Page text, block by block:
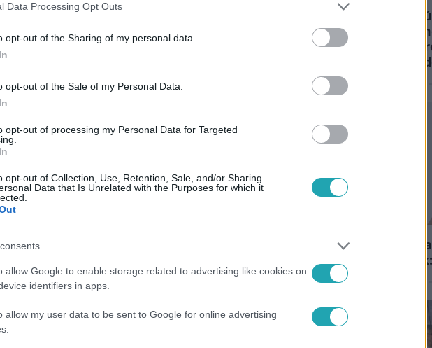
Data Processing Opt Outs
opt-out of the Sharing of my personal data.
opt-out of the Sale of my Personal Data.
opt-out of processing my Personal Data for Targeted
opt-out of Collection, Use, Retention, Sale, and/or Sharing
Data that Is Unrelated with the Purposes for which it
allow Google to enable storage related to advertising like cookies on
identifiers in apps.
allow my user data to be sent to Google for online advertising
kategóriában mérték össze
kellett felismerniük, mint például Hugh
Zendaya. Az óriási harc végén a
a jobb.
között legyen a Google-találatokban!
Már